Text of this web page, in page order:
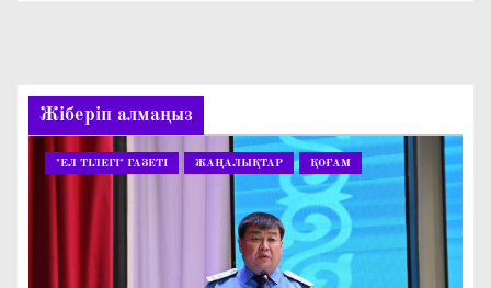
Жіберіп алмаңыз
"ЕЛ ТІЛЕГІ" ГАЗЕТІ ЖАҢАЛЫҚТАР ҚОҒАМ